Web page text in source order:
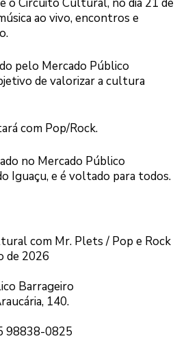
o Circuito Cultural, no dia 21 de
ao vivo, encontros e
pelo Mercado Público
de valorizar a cultura
com Pop/Rock.
no Mercado Público
Iguaçu, e é voltado para todos.
com Mr. Plets / Pop e Rock
de 2026
Barrageiro
140.
98838-0825